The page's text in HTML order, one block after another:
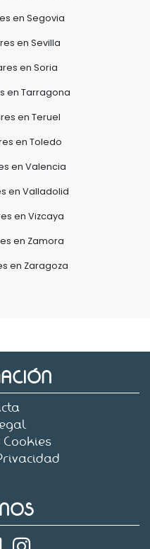
en Segovia
en Sevilla
en Soria
en Tarragona
en Teruel
en Toledo
en Valencia
en Valladolid
en Vizcaya
en Zamora
en Zaragoza